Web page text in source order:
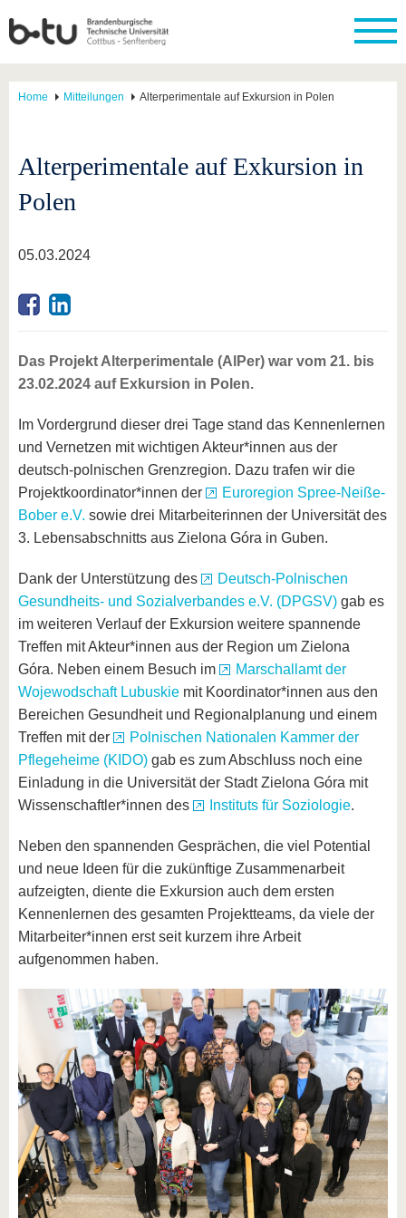
Home Mitteilungen Alterperimentale auf Exkursion in Polen
Alterperimentale auf Exkursion in
Polen
05.03.2024
Das Projekt Alterperimentale (AlPer) war vom 21. bis
23.02.2024 auf Exkursion in Polen.
Im Vordergrund dieser drei Tage stand das Kennenlernen
und Vernetzen mit wichtigen Akteur*innen aus der
deutsch-polnischen Grenzregion. Dazu trafen wir die
Projektkoordinator*innen der
Euroregion Spree-Neiße-
Bober e.V. sowie drei Mitarbeiterinnen der Universität des
3. Lebensabschnitts aus Zielona Góra in Guben.
Dank der Unterstützung des
Deutsch-Polnischen
Gesundheits- und Sozialverbandes e.V. (DPGSV) gab es
im weiteren Verlauf der Exkursion weitere spannende
Treffen mit Akteur*innen aus der Region um Zielona
Góra. Neben einem Besuch im
Marschallamt der
Wojewodschaft Lubuskie mit Koordinator*innen aus den
Bereichen Gesundheit und Regionalplanung und einem
Treffen mit der
Polnischen Nationalen Kammer der
Pflegeheime (KIDO) gab es zum Abschluss noch eine
Einladung in die Universität der Stadt Zielona Góra mit
Wissenschaftler*innen des
Instituts für Soziologie.
Neben den spannenden Gesprächen, die viel Potential
und neue Ideen für die zukünftige Zusammenarbeit
aufzeigten, diente die Exkursion auch dem ersten
Kennenlernen des gesamten Projektteams, da viele der
Mitarbeiter*innen erst seit kurzem ihre Arbeit
aufgenommen haben.